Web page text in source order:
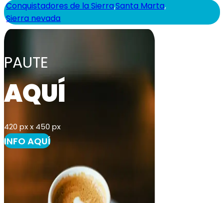
Conquistadores de la Sierra,Santa Marta,
Sierra nevada
PAUTE
AQUÍ
420 px x 450 px
INFO AQUÍ